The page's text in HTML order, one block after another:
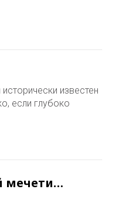
известен
если глубоко
мечети…